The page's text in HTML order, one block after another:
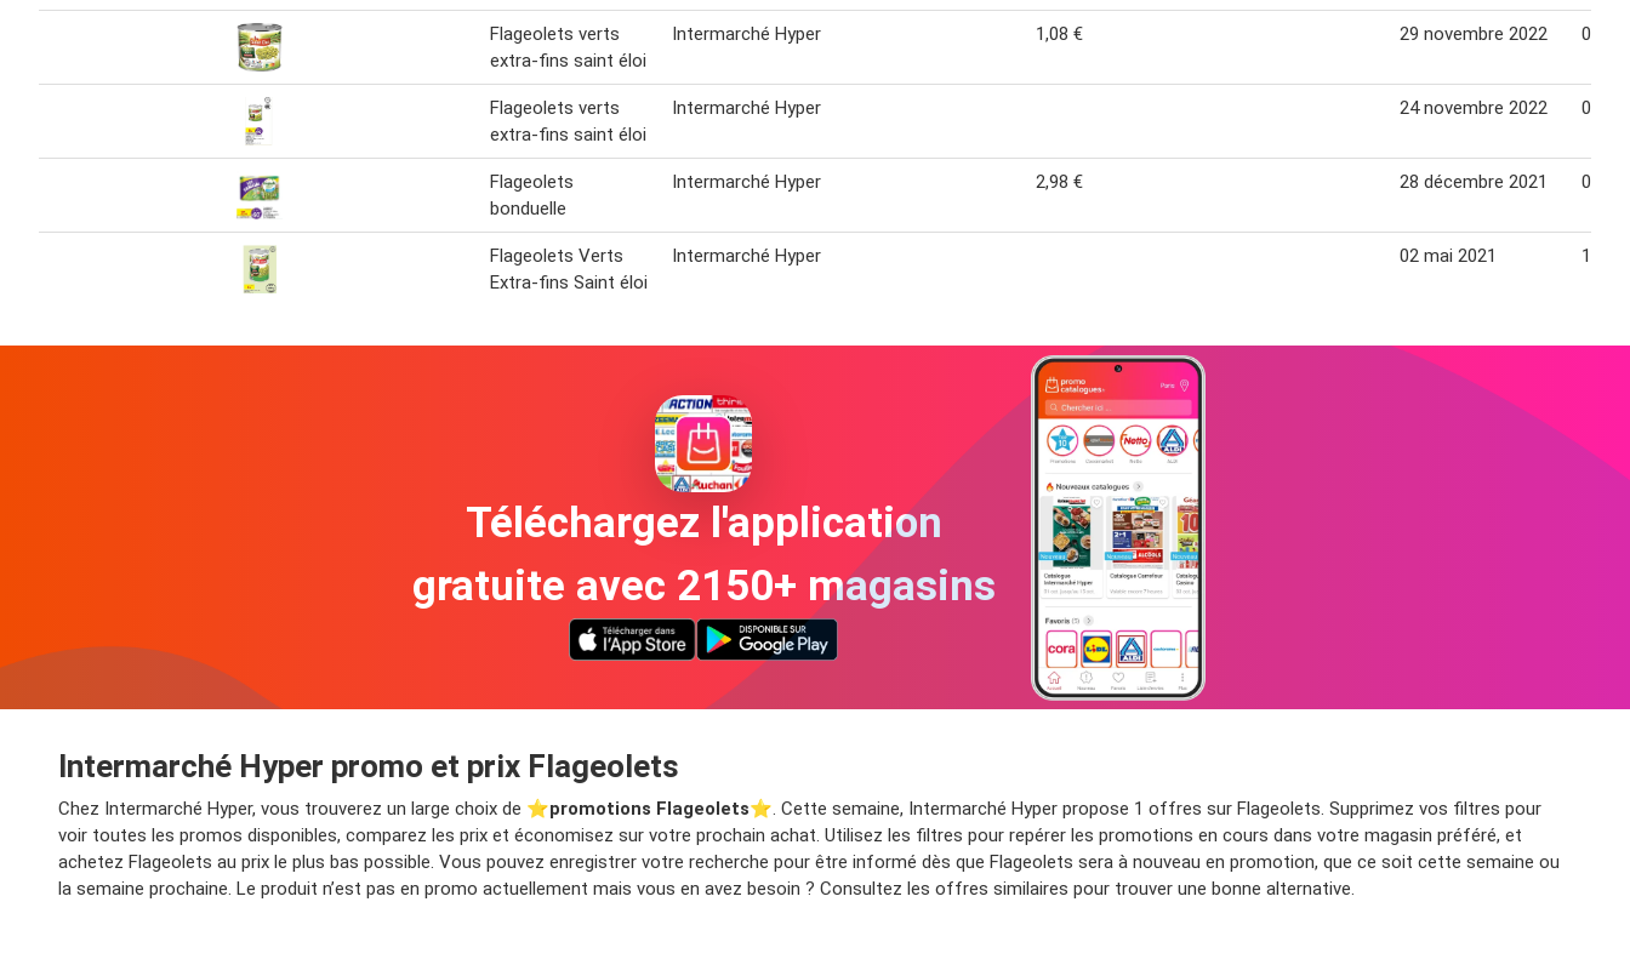
Flageolets verts
extra-fins saint éloi
Intermarché Hyper 1,08 € 29 novembre 2022 04
Flageolets verts
extra-fins saint éloi
Intermarché Hyper 24 novembre 2022 04
Flageolets
bonduelle
Intermarché Hyper 2,98 € 28 décembre 2021 09
Flageolets Verts
Extra-fins Saint éloi
Intermarché Hyper 02 mai 2021 13
Téléchargez l'application
gratuite avec 2150+ magasins
Intermarché Hyper promo et prix Flageolets
Chez Intermarché Hyper, vous trouverez un large choix de ⭐️promotions Flageolets⭐️. Cette semaine, Intermarché Hyper propose 1 offres sur Flageolets. Supprimez vos filtres pour
voir toutes les promos disponibles, comparez les prix et économisez sur votre prochain achat. Utilisez les filtres pour repérer les promotions en cours dans votre magasin préféré, et
achetez Flageolets au prix le plus bas possible. Vous pouvez enregistrer votre recherche pour être informé dès que Flageolets sera à nouveau en promotion, que ce soit cette semaine ou
la semaine prochaine. Le produit n’est pas en promo actuellement mais vous en avez besoin ? Consultez les offres similaires pour trouver une bonne alternative.